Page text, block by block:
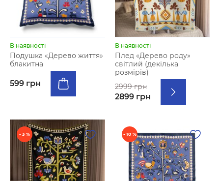
В наявності
Подушка «Дерево життя»
блакитна
599 грн
В наявності
Плед «Дерево роду»
світлий (декілька
розмірів)
2999 грн
2899 грн
- 3 % - 10 %